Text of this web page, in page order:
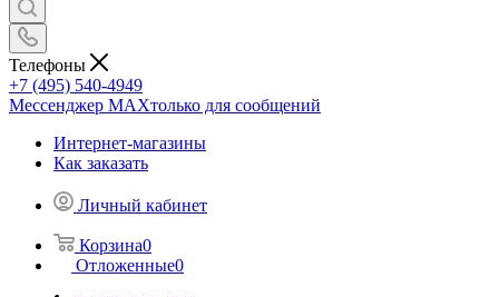
Телефоны
+7 (495) 540-4949
Мессенджер МАХтолько для сообщений
Интернет-магазины
Как заказать
Личный кабинет
Корзина0
Отложенные0